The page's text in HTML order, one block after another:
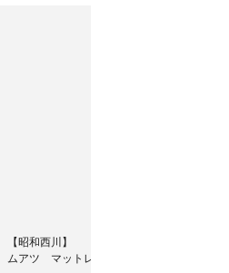
【昭和西川】
ムアツ マットレススタンダードレギュラー